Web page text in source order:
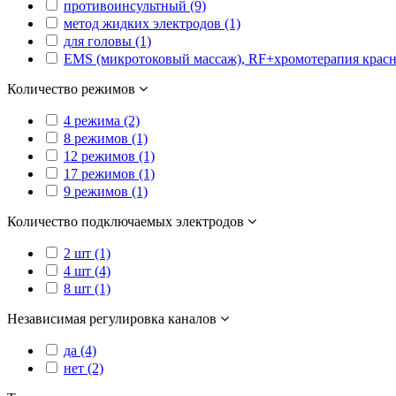
противоинсультный (9)
метод жидких электродов (1)
для головы (1)
EMS (микротоковый массаж), RF+хромотерапия
Количество режимов
4 режима (2)
8 режимов (1)
12 режимов (1)
17 режимов (1)
9 режимов (1)
Количество подключаемых электродов
2 шт (1)
4 шт (4)
8 шт (1)
Независимая регулировка каналов
да (4)
нет (2)